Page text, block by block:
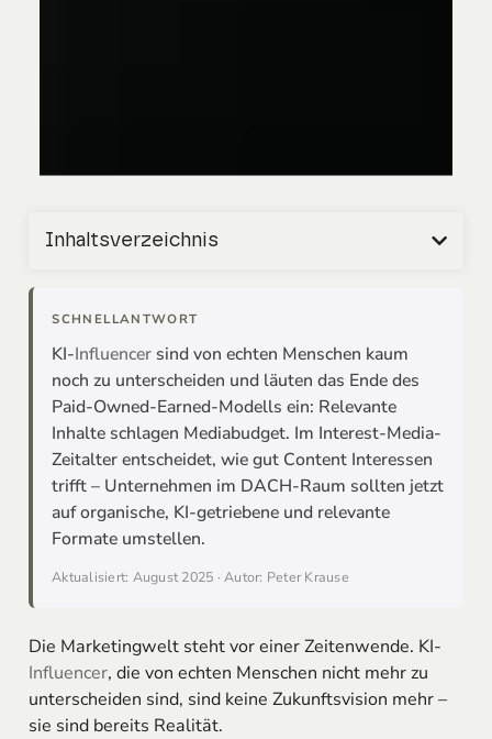
Inhaltsverzeichnis
SCHNELLANTWORT
KI-Influencer sind von echten Menschen kaum
noch zu unterscheiden und läuten das Ende des
Paid-Owned-Earned-Modells ein: Relevante
Inhalte schlagen Mediabudget. Im Interest-Media-
Zeitalter entscheidet, wie gut Content Interessen
trifft – Unternehmen im DACH-Raum sollten jetzt
auf organische, KI-getriebene und relevante
Formate umstellen.
Aktualisiert: August 2025 · Autor: Peter Krause
Die Marketingwelt steht vor einer Zeitenwende. KI-
Influencer, die von echten Menschen nicht mehr zu
unterscheiden sind, sind keine Zukunftsvision mehr –
sie sind bereits Realität.